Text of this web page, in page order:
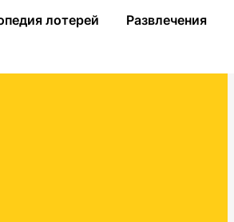
лотерей Развлечения